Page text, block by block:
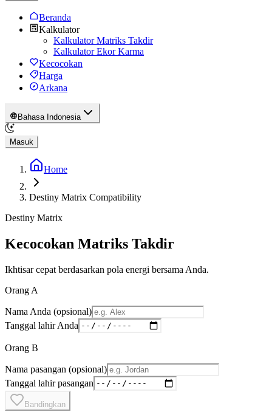
Beranda
Kalkulator
Kalkulator Matriks Takdir
Kalkulator Ekor Karma
Kecocokan
Harga
Arkana
Bahasa Indonesia
Masuk
Home
Destiny Matrix Compatibility
Destiny Matrix
Kecocokan Matriks Takdir
Ikhtisar cepat berdasarkan pola energi bersama Anda.
Orang A
Nama Anda (opsional)
Tanggal lahir Anda
Orang B
Nama pasangan (opsional)
Tanggal lahir pasangan
Bandingkan